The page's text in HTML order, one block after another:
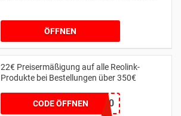
ÖFFNEN
22€ Preisermäßigung auf alle Reolink-
Produkte bei Bestellungen über 350€
CODE ÖFFNENaw22f350